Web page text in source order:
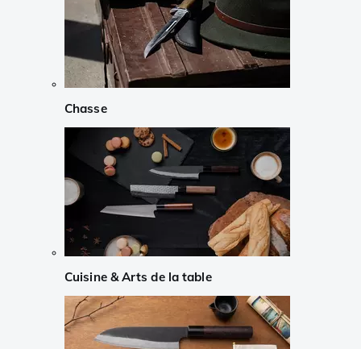
Chasse
Cuisine & Arts de la table